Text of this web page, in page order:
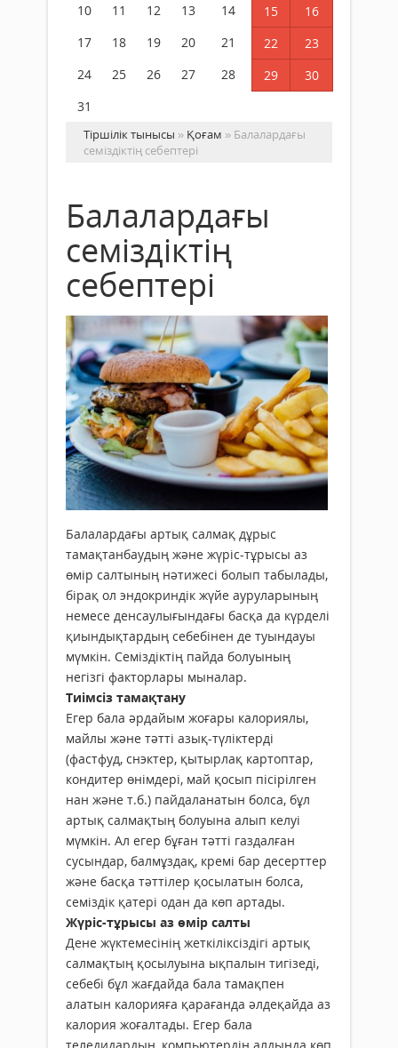
10
11 12 13 14 15
16
17
18 19 20 21 22
23
24
25 26 27 28 29
30
31
Тіршілік тынысы » Қоғам » Балалардағы
семіздіктің себептері
Балалардағы
семіздіктің
себептері
Балалардағы артық салмақ дұрыс
тамақтанбаудың және жүріс-тұрысы аз
өмір салтының нәтижесі болып табылады,
бірақ ол эндокриндік жүйе ауруларының
немесе денсаулығындағы басқа да күрделі
қиындықтардың себебінен де туындауы
мүмкін. Семіздіктің пайда болуының
негізгі факторлары мыналар.
Тиімсіз тамақтану
Егер бала әрдайым жоғары калориялы,
майлы және тәтті азық-түліктерді
(фастфуд, снэктер, қытырлақ картоптар,
кондитер өнімдері, май қосып пісірілген
нан және т.б.) пайдаланатын болса, бұл
артық салмақтың болуына алып келуі
мүмкін. Ал егер бұған тәтті газдалған
сусындар, балмұздақ, кремі бар десерттер
және басқа тәттілер қосылатын болса,
семіздік қатері одан да көп артады.
Жүріс-тұрысы аз өмір салты
Дене жүктемесінің жеткіліксіздігі артық
салмақтың қосылуына ықпалын тигізеді,
себебі бұл жағдайда бала тамақпен
алатын калорияға қарағанда әлдеқайда аз
калория жоғалтады. Егер бала
теледидардың, компьютердің алдында көп